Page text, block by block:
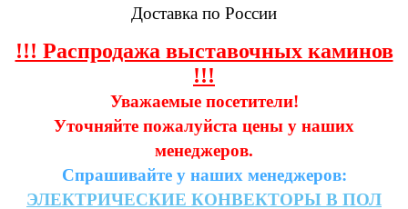
Доставка по России
!!! Распродажа выставочных каминов
!!!
Уважаемые посетители!
Уточняйте пожалуйста цены у наших
менеджеров.
Спрашивайте у наших менеджеров:
ЭЛЕКТРИЧЕСКИЕ КОНВЕКТОРЫ В ПОЛ